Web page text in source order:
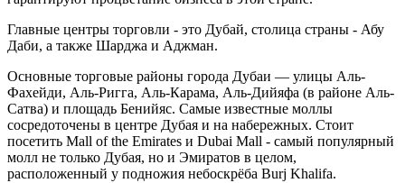
Главные центры торговли - это Дубай, столица страны - Абу
Даби, а также Шарджа и Аджман.
Основные торговые районы города Дубаи — улицы Аль-
Фахейди, Аль-Ригга, Аль-Карама, Аль-Дийяфа (в районе Аль-
Сатва) и площадь Бенийяс. Самые известные моллы
сосредоточены в центре Дубая и на набережных. Стоит
посетить Mall of the Emirates и Dubai Mall - самый популярный
молл не только Дубая, но и Эмиратов в целом,
расположенный у подножия небоскрёба Burj Khalifa.